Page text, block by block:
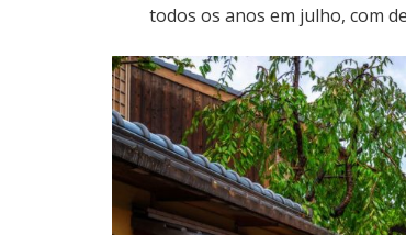
todos os anos em julho, com